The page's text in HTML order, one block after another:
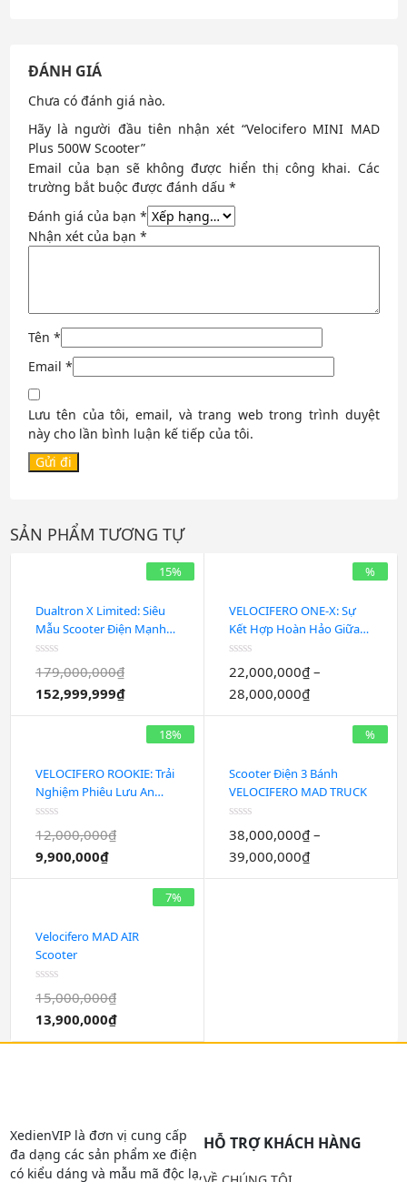
ĐÁNH GIÁ
Chưa có đánh giá nào.
Hãy là người đầu tiên nhận xét “Velocifero MINI MAD
Plus 500W Scooter”
Email của bạn sẽ không được hiển thị công khai. Các
trường bắt buộc được đánh dấu *
Đánh giá của bạn *
Nhận xét của bạn *
Tên *
Email *
Lưu tên của tôi, email, và trang web trong trình duyệt
này cho lần bình luận kế tiếp của tôi.
SẢN PHẨM TƯƠNG TỰ
Dualtron X Limited: Siêu
Mẫu Scooter Điện Mạnh
Mẽ Đẳng Cấp
Được
xếp
hạng
5
179,000,000₫
152,999,999₫
15%
VELOCIFERO ONE-X: Sự
Kết Hợp Hoàn Hảo Giữa
Công Suất Và Tiện Nghi
Trên Chiếc Scooter Điện
Đa Năng
Được
xếp
hạng
5
22,000,000₫ –
28,000,000₫
%
VELOCIFERO ROOKIE: Trải
Nghiệm Phiêu Lưu An
Toàn và Vui Vẻ với Xe Điện
Thăng Bằng Trẻ Em
Được
xếp
hạng
5
12,000,000₫
9,900,000₫
18%
Scooter Điện 3 Bánh
VELOCIFERO MAD TRUCK
Được
xếp
hạng
5
38,000,000₫ –
39,000,000₫
%
Velocifero MAD AIR
Scooter
Được
xếp
hạng
5
15,000,000₫
13,900,000₫
7%
XedienVIP là đơn vị cung cấp
đa dạng các sản phẩm xe điện
có kiểu dáng và mẫu mã độc lạ,
HỖ TRỢ KHÁCH HÀNG